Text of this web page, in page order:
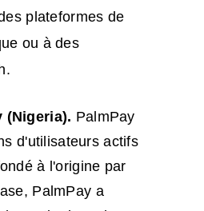
plateformes de
ou à des
(Nigeria). PalmPay
d'utilisateurs actifs
à l'origine par
PalmPay a